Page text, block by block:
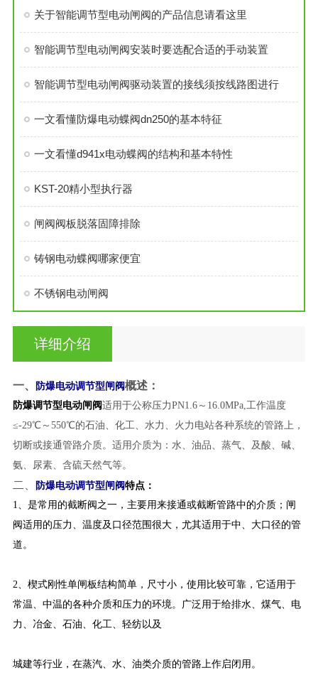
关于智能调节型电动闸阀的产品信息请看这里
智能调节型电动闸阀安装时要选配合适的手动装置
智能调节型电动闸阀驱动装置的接线须按线路图进行
一文看懂防爆电动蝶阀dn250的基本特征
一文看懂d941x电动蝶阀的结构和基本特性
KST-20精小型执行器
闸阀阀板脱落固障排除
铸钢电动蝶阀哪家便宜
不锈钢电动闸阀
详细介绍
一、 防爆电动调节型闸阀概述：
防爆调节型电动闸阀适用于公称压力PN1.6～16.0MPa,工作温度
≤-29℃～550℃的石油、化工、水力、火力电站各种系统的管路上，
切断或接通管路介质。适用介质为：水、油品、蒸气、及酸、碱、
氨、尿素、含硫天然气等。
二、 防爆电动调节型闸阀特点：
1、 是常用的截断阀之一，主要用来接通或截断管路中的介质；闸
阀适用的压力、温度及口径范围很大，尤其适用于中、大口径的管
道。
2、楔式刚性单闸板结构简单，尺寸小，使用比较可靠，它适用于
常温、中温的各种介质和压力的环境。广泛用于给排水、煤气、电
力、冶金、石油、化工、轻纺以及
城建等行业，在蒸汽、水、油类介质的管路上作启闭用。